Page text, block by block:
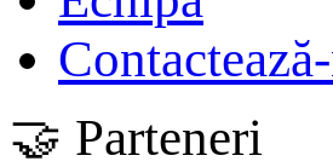
🤝 Parteneri